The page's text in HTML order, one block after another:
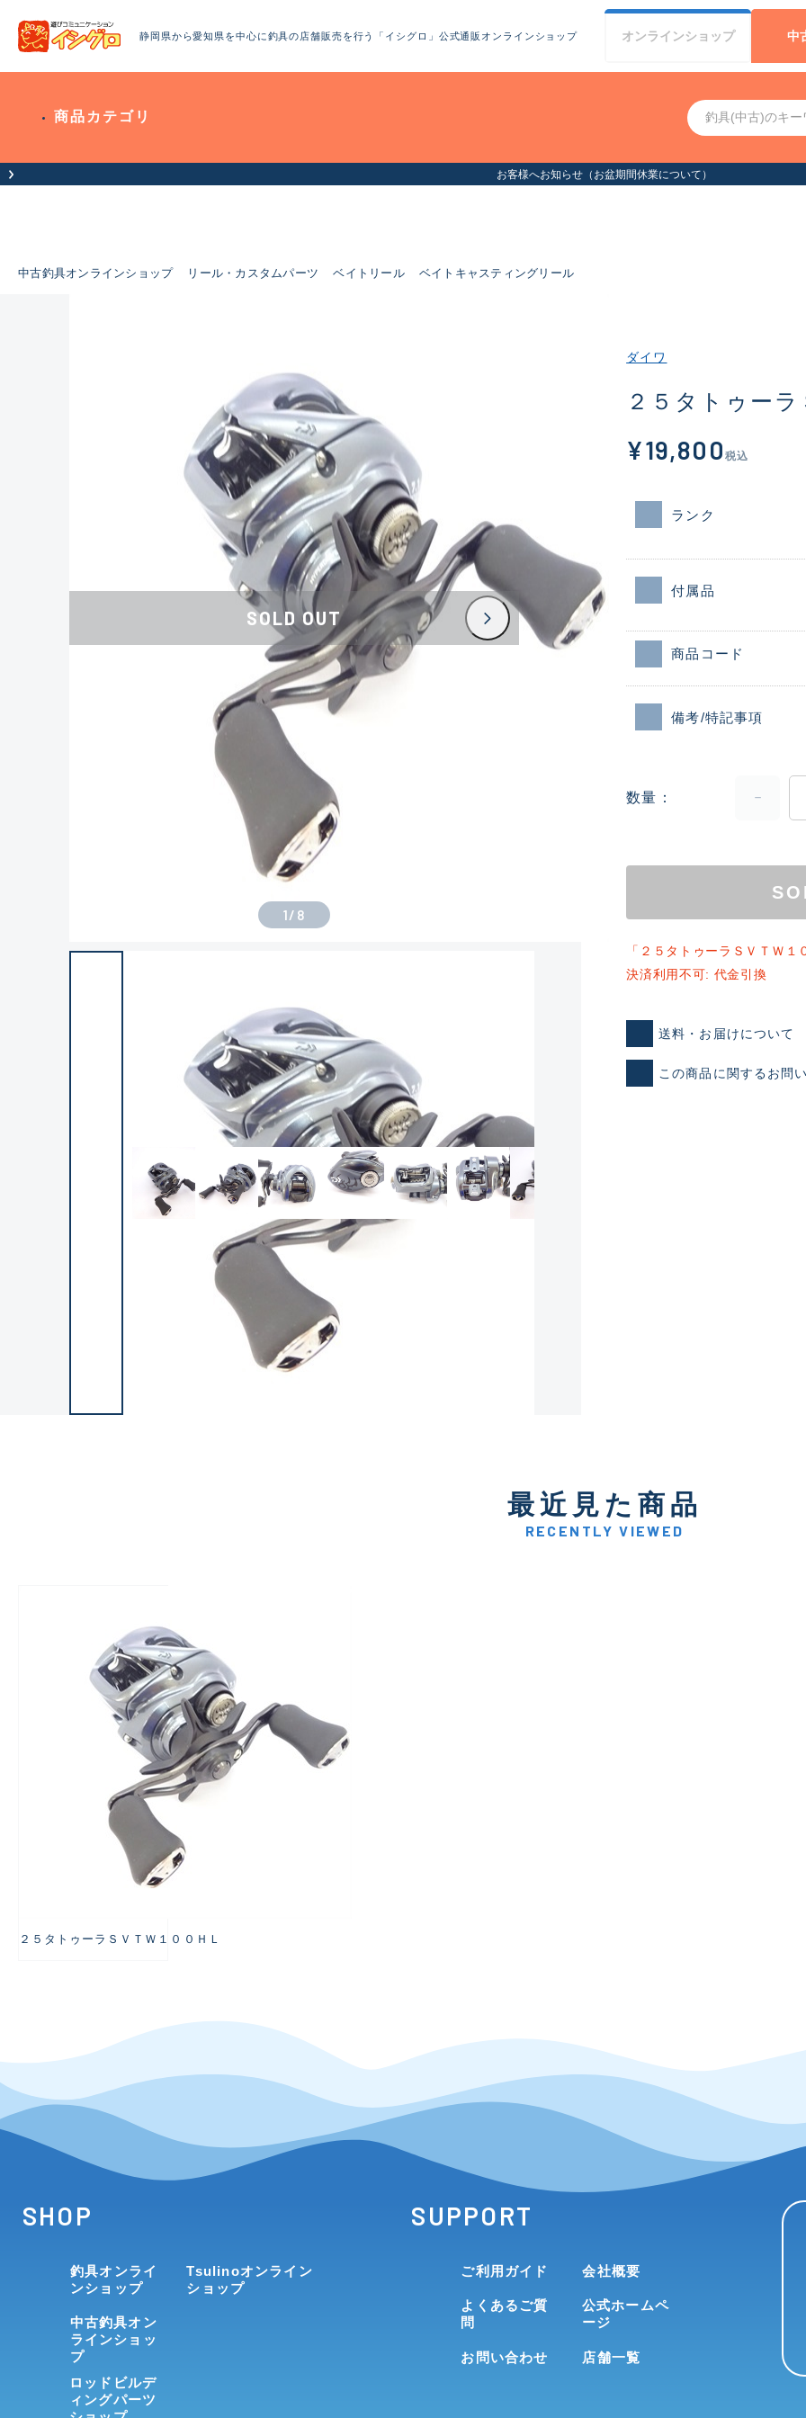
静岡県から愛知県を中心に釣具の店舗販売を行う「イシグロ」公式通販オンラインショップ オンラインショップ 中
商品カテゴリ
お客様へお知らせ（お盆期間休業について）
中古釣具オンラインショップ リール・カスタムパーツ ベイトリール ベイトキャスティングリール
良
新古品（メーカー問屋から
C-
い品
SOLD OUT
1/ 8
ダイワ
２５タトゥーラ
¥19,800 税込
ランク
付属品
商品コード
備考/特記事項
数量
「２５タトゥーラＳＶＴＷ１
決済利用不可: 代金引換
送料・お届けについて
この商品に関するお問
最近見た商品
RECENTLY VIEWED
２５タトゥーラＳＶＴＷ１００ＨＬ
SHOP
釣具オンライ
ンショップ
中古釣具オン
ラインショッ
プ
ロッドビルデ
ィングパーツ
Tsulinoオンライン
ショップ
SUPPORT
ご利用ガイド
よくあるご質
問
お問い合わせ
会社概要
公式ホームペ
ージ
店舗一覧